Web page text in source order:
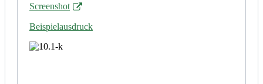
Screenshot
Beispielausdruck